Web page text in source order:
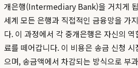
개은행(Intermediary Bank)을 거치게
세계 모든 은행과 직접적인 금융망을 가
다. 이 과정에서 각 중개은행은 자신의
료를 떼어갑니다. 이 비용은 송금 신청
으며, 송금액에서 차감되는 방식으로 부